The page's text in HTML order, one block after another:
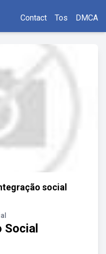
Contact Tos DMCA
social
Social